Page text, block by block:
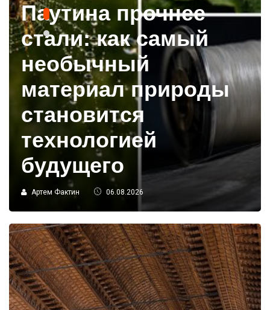
Паутина прочнее
стали: как самый
необычный
материал природы
становится
технологией
будущего
Артем Фактин 06.08.2026